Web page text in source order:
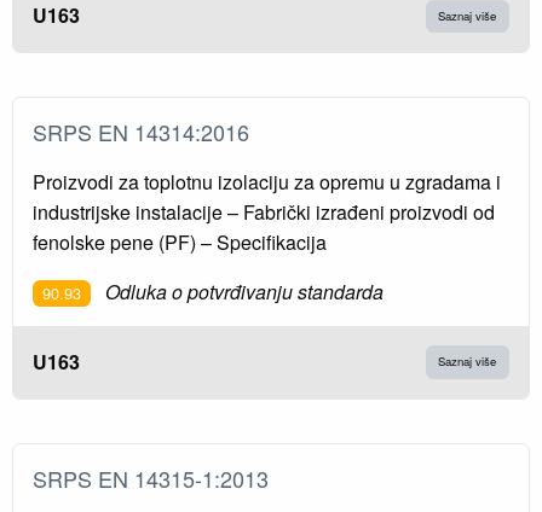
U163 Saznaj više
SRPS EN 14314:2016
Proizvodi za toplotnu izolaciju za opremu u zgradama i
industrijske instalacije – Fabrički izrađeni proizvodi od
fenolske pene (PF) – Specifikacija
90.93 Odluka o potvrđivanju standarda
U163 Saznaj više
SRPS EN 14315-1:2013